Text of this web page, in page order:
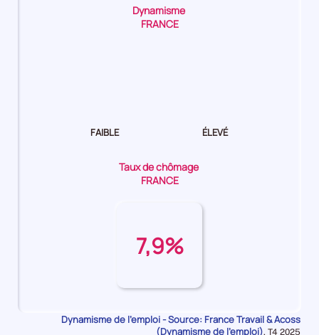
Dynamisme
FRANCE
FAIBLE ÉLEVÉ
Taux de chômage
FRANCE
7,9%
Dynamisme de l'emploi - Source: France Travail & Acoss
(Dynamisme de l'emploi), Données
T4 2025